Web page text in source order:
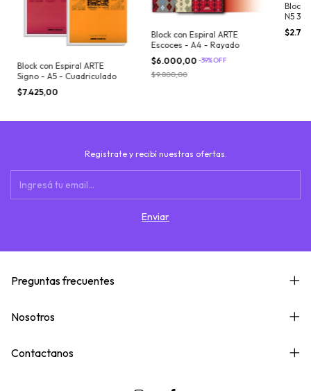
Block con Espiral ARTE
Signo - A5 - Cuadriculado
$7.425,00
Block con Espiral ARTE
Escoces - A4 - Rayado
$6.000,00 -39%OFF
$9.800,00
Block
N5
Registrate y recibí nuestras ofertas.
Preguntas frecuentes
Nosotros
Contactanos